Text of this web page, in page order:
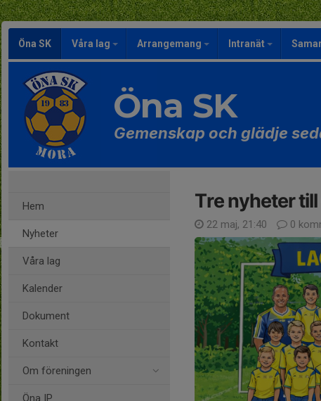
Öna SK Våra lag Arrangemang Intranät
Öna SK
Gemenskap och glädje
Hem
Nyheter
Våra lag
Kalender
Dokument
Kontakt
Om föreningen
Öna IP
Tre nyheter
22 maj, 21:40 0